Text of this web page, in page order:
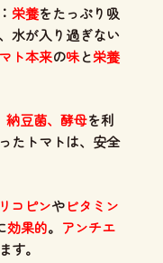
栄養をたっぷり吸
水が入り過ぎない
ト本来の味と栄養
納豆菌、酵母を利
たトマトは、安全
リコピンやビタミン
効果的。 アンチエ
す。